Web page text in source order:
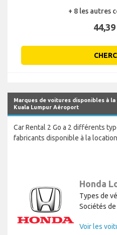
+ 8 les autres
Marques de voitures disponibles à
Kuala Lumpur Aéroport
Car Rental 2 Go a 2 différents
fabricants disponible à la
Honda
Types de
Sociétés de
Voir les